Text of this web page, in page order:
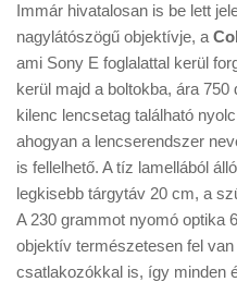
Tudástár
Tanácsok
Érdekességek
Helyszíni Riport
E-BB
Immár hivatalosan is be lett
nagylátószögű objektívje, a
ami Sony E foglalattal kerül
kerül majd a boltokba, ára
kilenc lencsetag található
ahogyan a lencserendszer
is fellelhető. A tíz lamellából
legkisebb tárgytáv 20 cm, a
A 230 grammot nyomó optika
objektív természetesen fel
csatlakozókkal is, így minden